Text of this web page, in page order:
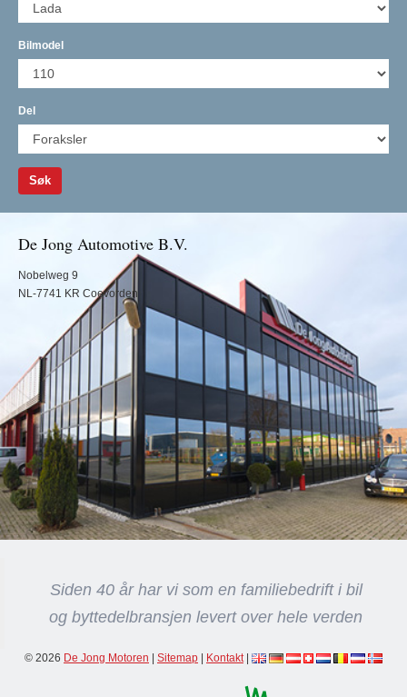
Bilmodel
Del
Søk
De Jong Automotive B.V.
Nobelweg 9
NL-7741 KR Coevorden
Siden 40 år har vi som en familiebedrift i bil
og byttedelbransjen levert over hele verden
© 2026 De Jong Motoren Sitemap Kontakt|